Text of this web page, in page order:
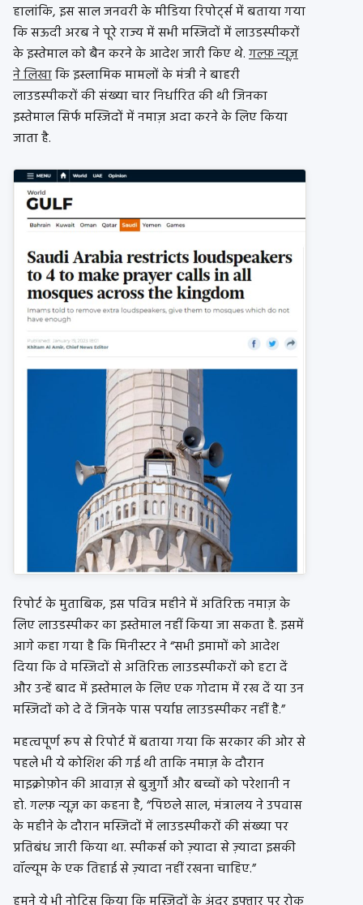
हालांकि, इस साल जनवरी के मीडिया रिपोर्ट्स में बताया गया
कि सऊदी अरब ने पूरे राज्य में सभी मस्जिदों में लाउडस्पीकरों
के इस्तेमाल को बैन करने के आदेश जारी किए थे.गल्फ़ न्यूज़
ने लिखाकि इस्लामिक मामलों के मंत्री ने बाहरी
लाउडस्पीकरों की संख्या चार निर्धारित की थी जिनका
इस्तेमाल सिर्फ मस्जिदों में नमाज़ अदा करने के लिए किया
जाता है.
रिपोर्ट के मुताबिक, इस पवित्र महीने में अतिरिक्त नमाज़ के
लिए लाउडस्पीकर का इस्तेमाल नहीं किया जा सकता है. इसमें
आगे कहा गया है कि मिनीस्टर ने “सभी इमामों को आदेश
दिया कि वे मस्जिदों से अतिरिक्त लाउडस्पीकरों को हटा दें
और उन्हें बाद में इस्तेमाल के लिए एक गोदाम में रख दें या उन
मस्जिदों को दे दें जिनके पास पर्याप्त लाउडस्पीकर नहीं है.”
महत्वपूर्ण रूप से रिपोर्ट में बताया गया कि सरकार की ओर से
पहले भी ये कोशिश की गई थी ताकि नमाज़ के दौरान
माइक्रोफ़ोन की आवाज़ से बुजुर्गों और बच्चों को परेशानी न
हो. गल्फ़ न्यूज़ का कहना है, “पिछले साल, मंत्रालय ने उपवास
के महीने के दौरान मस्जिदों में लाउडस्पीकरों की संख्या पर
प्रतिबंध जारी किया था. स्पीकर्स को ज़्यादा से ज़्यादा इसकी
वॉल्यूम के एक तिहाई से ज़्यादा नहीं रखना चाहिए.”